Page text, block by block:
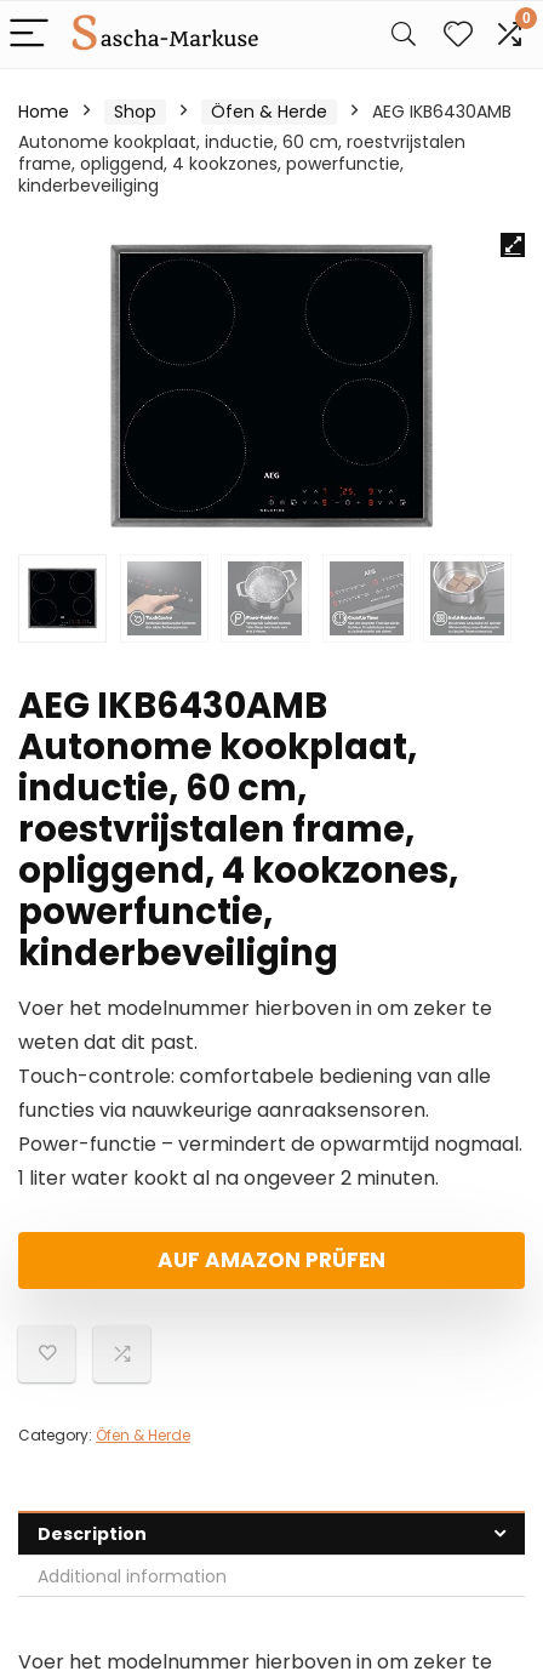
0
Home Shop Öfen & Herde
AEG IKB6430AMB
Autonome kookplaat, inductie, 60 cm, roestvrijstalen
frame, opliggend, 4 kookzones, powerfunctie,
kinderbeveiliging
AEG IKB6430AMB
Autonome kookplaat,
inductie, 60 cm,
roestvrijstalen frame,
opliggend, 4 kookzones,
powerfunctie,
kinderbeveiliging
Voer het modelnummer hierboven in om zeker te
weten dat dit past.
Touch-controle: comfortabele bediening van alle
functies via nauwkeurige aanraaksensoren.
Power-functie – vermindert de opwarmtijd nogmaal.
1 liter water kookt al na ongeveer 2 minuten.
AUF AMAZON PRÜFEN
Category: Öfen & Herde
Description
Additional information
Voer het modelnummer hierboven in om zeker te